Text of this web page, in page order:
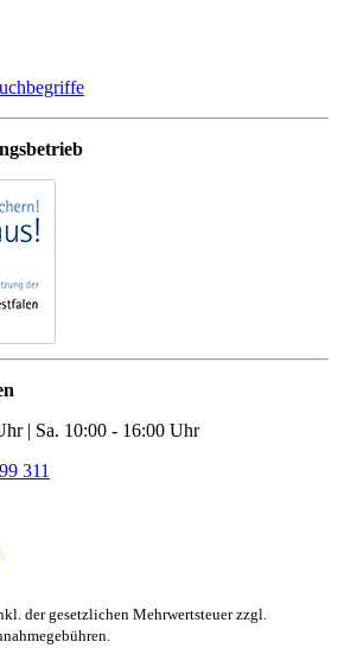
| Sa. 10:00 - 16:00 Uhr
311
der gesetzlichen Mehrwertsteuer zzgl.